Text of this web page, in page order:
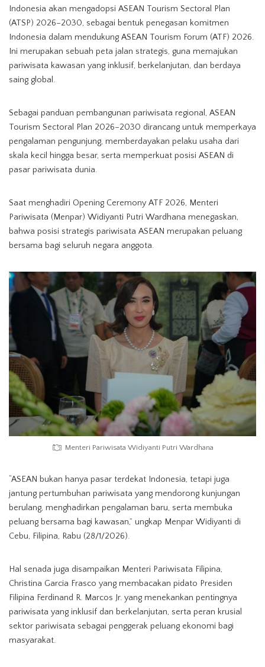
Indonesia akan mengadopsi ASEAN Tourism Sectoral Plan
(ATSP) 2026–2030, sebagai bentuk penegasan komitmen
Indonesia dalam mendukung ASEAN Tourism Forum (ATF) 2026.
Ini merupakan sebuah peta jalan strategis, guna memajukan
pariwisata kawasan yang inklusif, berkelanjutan, dan berdaya
saing global.
Sebagai panduan pembangunan pariwisata regional, ASEAN
Tourism Sectoral Plan 2026–2030 dirancang untuk memperkaya
pengalaman pengunjung, memberdayakan pelaku usaha dari
skala kecil hingga besar, serta memperkuat posisi ASEAN di
pasar pariwisata dunia.
Saat menghadiri Opening Ceremony ATF 2026, Menteri
Pariwisata (Menpar) Widiyanti Putri Wardhana menegaskan,
bahwa posisi strategis pariwisata ASEAN merupakan peluang
bersama bagi seluruh negara anggota.
Menteri Pariwisata Widiyanti Putri Wardhana
“ASEAN bukan hanya pasar terdekat Indonesia, tetapi juga
jantung pertumbuhan pariwisata yang mendorong kunjungan
berulang, menghadirkan pengalaman baru, serta membuka
peluang bersama bagi kawasan,” ungkap Menpar Widiyanti di
Cebu, Filipina, Rabu (28/1/2026).
Hal senada juga disampaikan Menteri Pariwisata Filipina,
Christina Garcia Frasco yang membacakan pidato Presiden
Filipina Ferdinand R. Marcos Jr. yang menekankan pentingnya
pariwisata yang inklusif dan berkelanjutan, serta peran krusial
sektor pariwisata sebagai penggerak peluang ekonomi bagi
masyarakat.